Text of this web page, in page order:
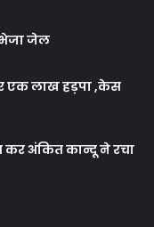
जेल
एक लाख हड़पा ,केस
कर अंकित कान्दू ने रचा